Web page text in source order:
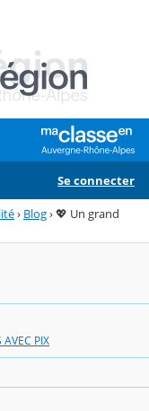
Se connecter
› Blog›💖 Un grand
PIX